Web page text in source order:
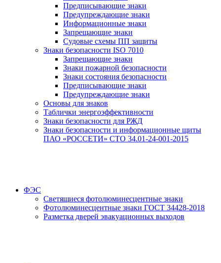
Предписывающие знаки
Предупреждающие знаки
Информационные знаки
Запрещающие знаки
Судовые схемы ПП защиты
Знаки безопасности ISO 7010
Запрещающие знаки
Знаки пожарной безопасности
Знаки состояния безопасности
Предписывающие знаки
Предупреждающие знаки
Основы для знаков
Таблички энергоэффективности
Знаки безопасности для РЖД
Знаки безопасности и информационные щиты
ПАО «РОССЕТИ» СТО 34.01-24-001-2015
ФЭС
Светящиеся фотолюминесцентные знаки
Фотолюминесцентные знаки ГОСТ 34428-2018
Разметка дверей эвакуационных выходов